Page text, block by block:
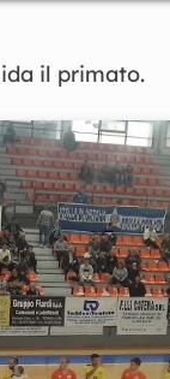
il primato.